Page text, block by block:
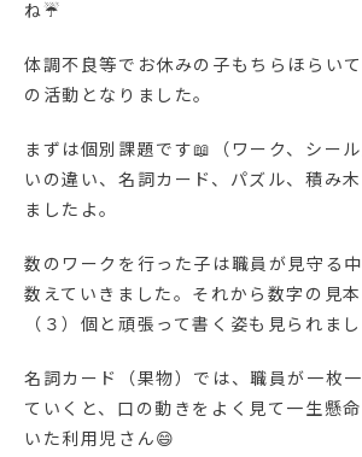
ね☔
体調不良等でお休みの子もちらほらい
の活動となりました。
まずは個別課題です📖（ワーク、シー
いの違い、名詞カード、パズル、積み
ましたよ。
数のワークを行った子は職員が見守る
数えていきました。それから数字の見
（３）個と頑張って書く姿も見られま
名詞カード（果物）では、職員が一枚
ていくと、口の動きをよく見て一生懸
いた利用児さん😄